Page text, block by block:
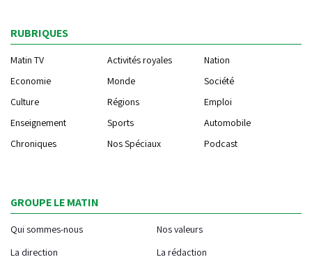
RUBRIQUES
Matin TV Activités royales
Nation
Economie
Monde
Société
Culture
Régions
Emploi
Enseignement
Sports
Automobile
Chroniques
Nos Spéciaux Podcast
GROUPE LE MATIN
Qui sommes-nous
Nos valeurs
La direction
La rédaction